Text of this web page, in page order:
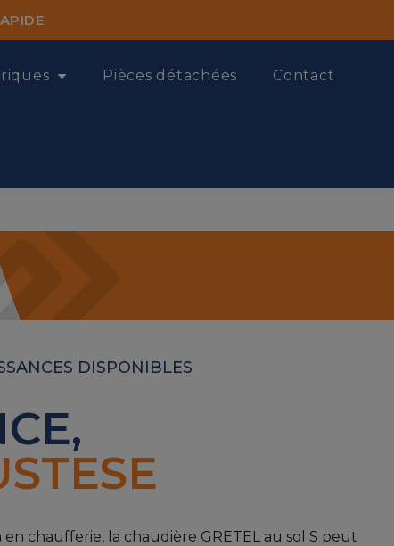
Pièces détachées Contact
DISPONIBLES
chaufferie, la chaudière GRETEL au sol S peut